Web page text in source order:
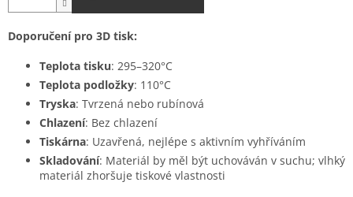
Doporučení pro 3D tisk:
Teplota tisku: 295–320°C
Teplota podložky: 110°C
Tryska: Tvrzená nebo rubínová
Chlazení: Bez chlazení
Tiskárna: Uzavřená, nejlépe s aktivním vyhříváním
Skladování: Materiál by měl být uchováván v suchu; vlhký
materiál zhoršuje tiskové vlastnosti